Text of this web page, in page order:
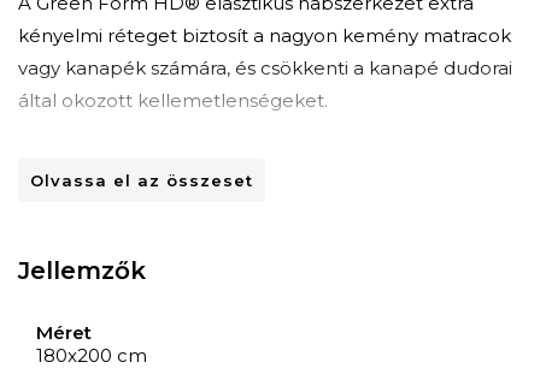
kényelmi réteget biztosít a nagyon kemény matracok
vagy kanapék számára, és csökkenti a kanapé dudorai
által okozott kellemetlenségeket.
alvás minőségét, valamint meghosszabbíthatja a
kötött anyagból készült, ezüstion kapszulákkal,
segítik a napközben felgyülemlett feszültség
Olvassa el az összeset
Jellemzők
Méret
180x200 cm